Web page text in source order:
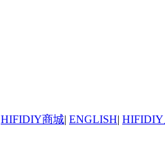
HIFIDIY商城| ENGLISH|